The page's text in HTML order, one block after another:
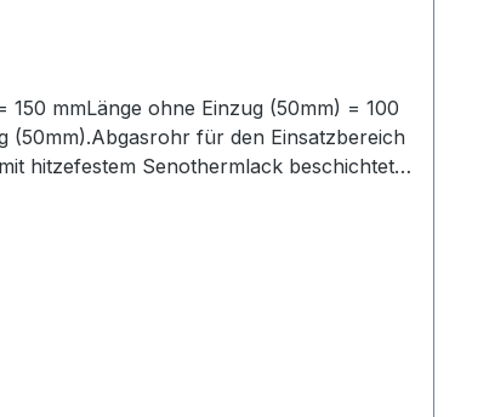
mmLänge ohne Einzug (50mm) = 100
(50mm).Abgasrohr für den Einsatzbereich
hitzefestem Senothermlack beschichtet,